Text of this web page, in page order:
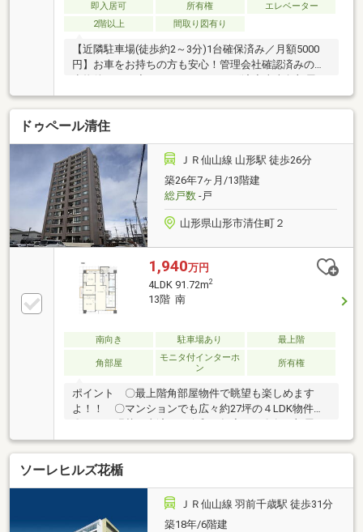
即入居可 所有権
エレベーター
2階以上
間取り図有り
【近隣駐車場(徒歩約2～3分)1台確保済み／月額5000
円】お車をお持ちの方も安心！管理会社確認済みの希
らではの採光と通風。3階だから見えない安心感！◇
好みに合わせて仕上げる2SLDKの自由♪◇25年12月に
大規模修繕済み◇23年5月電気温水器交換済（370L）
◇収納充実！約2畳の室内物置付き！BS端子あり！◇
生鮮食品が充実！山形清分美畑店まで徒歩9分(約
650m)
ドゥペール清住
ＪＲ仙山線 山形駅 徒歩26分
築26年7ヶ月/13階建
総戸数-戸
山形県山形市清住町２
1,940万円
4LDK 91.72m2
13階 南
南向き 駐車場あり 最上階
角部屋
モニタ付インターホ
ン
所有権
ポイント 〇最上階角部屋物件で眺望も楽しめます
よ！！ 〇マンションでも広々約27坪の４LDK物件
6帖程の居住スペース！！◆随時内覧予約受付中で
す！ 023-631-8833までお電話ください！詳しい資料
のご請求・物件見学のご依頼はページ内の【資料請
求】【見学予約】よりお進み下さい♪◇住宅ローンも
お任せ下さいマイカーローンや、カードローンも住宅
ローンへおまとめ相談も可能♪
ソーレヒルズ花楯
ＪＲ仙山線 羽前千歳駅 徒歩31分
築18年/6階建